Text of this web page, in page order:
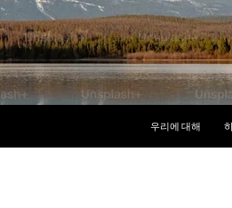
우리에 대해